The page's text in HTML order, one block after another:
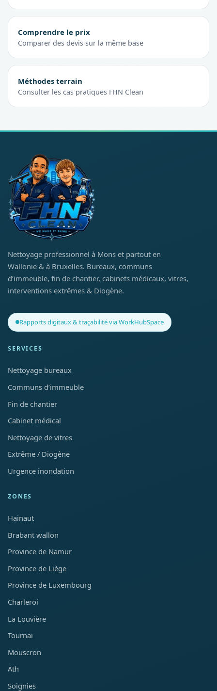
Comprendre le prix
Comparer des devis sur la même base
Méthodes terrain
Consulter les cas pratiques FHN Clean
Nettoyage professionnel à Mons et partout en
Wallonie & à Bruxelles. Bureaux, communs
d’immeuble, fin de chantier, cabinets médicaux, vitres,
interventions extrêmes & Diogène.
Rapports digitaux & traçabilité via WorkHubSpace
SERVICES
Nettoyage bureaux
Communs d’immeuble
Fin de chantier
Cabinet médical
Nettoyage de vitres
Extrême / Diogène
Urgence inondation
ZONES
Hainaut
Brabant wallon
Province de Namur
Province de Liège
Province de Luxembourg
Charleroi
La Louvière
Tournai
Mouscron
Ath
Soignies